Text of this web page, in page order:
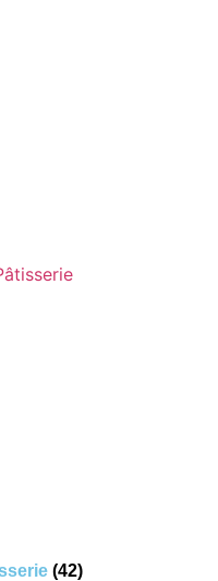
(42)